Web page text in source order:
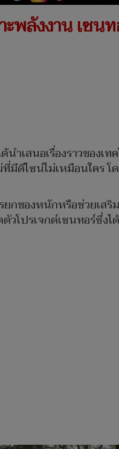
พลังงาน เซน
ำเสนอเรื่องราวของ
ดีไซน์ไม่เหมือนใคร
กของหนักหรือช่วยเส
วโปรเจกต์เซนทอร์ซึ่